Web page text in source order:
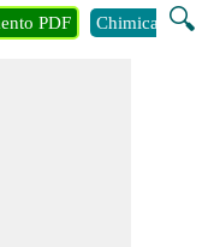
🔍
PDF Chimica